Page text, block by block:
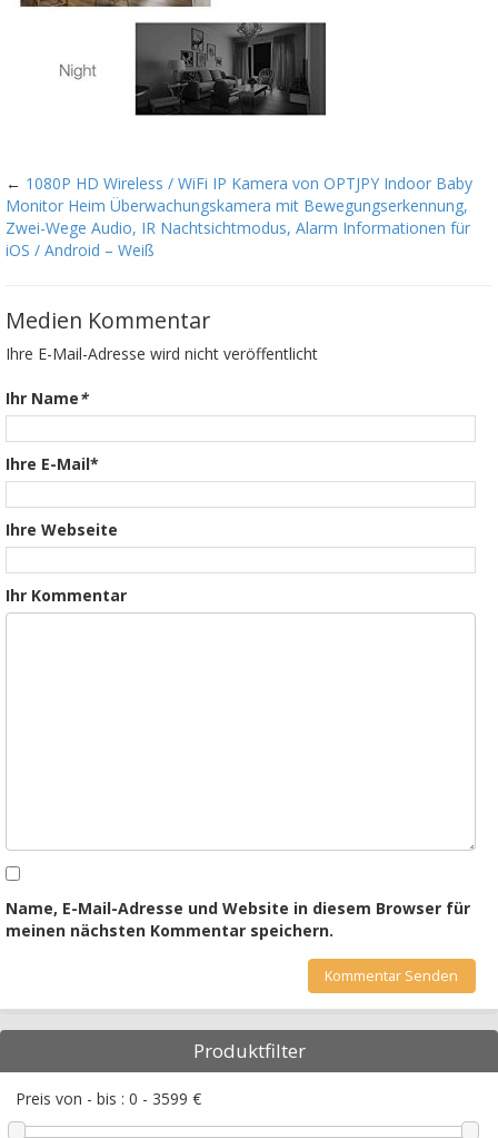
← 1080P HD Wireless / WiFi IP Kamera von OPTJPY Indoor Baby
Monitor Heim Überwachungskamera mit Bewegungserkennung,
Zwei-Wege Audio, IR Nachtsichtmodus, Alarm Informationen für
iOS / Android – Weiß
Medien Kommentar
Ihre E-Mail-Adresse wird nicht veröffentlicht
Ihr Name*
Ihre E-Mail*
Ihre Webseite
Ihr Kommentar
Name, E-Mail-Adresse und Website in diesem Browser für
meinen nächsten Kommentar speichern.
Produktfilter
Preis von - bis : 0 - 3599 €